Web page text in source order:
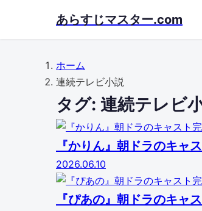
あらすじマスター.com
ホーム
連続テレビ小説
タグ: 連続テレビ
『かりん』朝ドラのキャ
2026.06.10
『ぴあの』朝ドラのキャ